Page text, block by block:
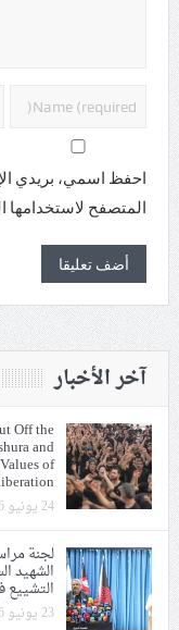
احفظ اسمي، بريدي
المتصفح لاستخدامها
آخر الأخبار
Off the
and
of
24 يونيو 2026
لجنة
الشهيد
التشييع
23 يونيو 2026